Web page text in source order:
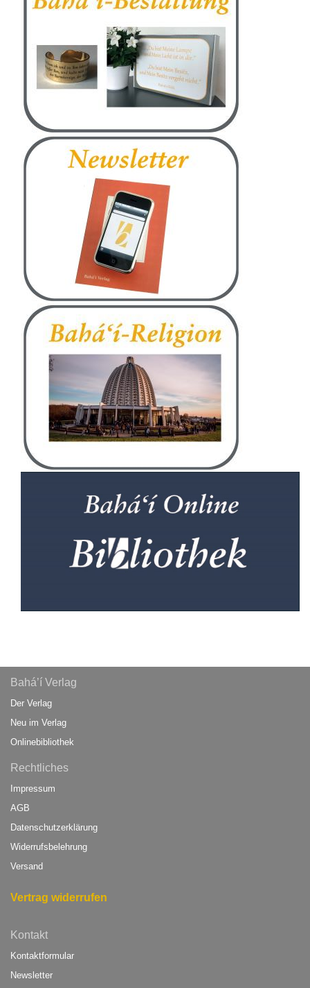
Bahá’í Verlag
Der Verlag
Neu im Verlag
Onlinebibliothek
Rechtliches
Impressum
AGB
Datenschutzerklärung
Widerrufsbelehrung
Versand
Vertrag widerrufen
Kontakt
Kontaktformular
Newsletter